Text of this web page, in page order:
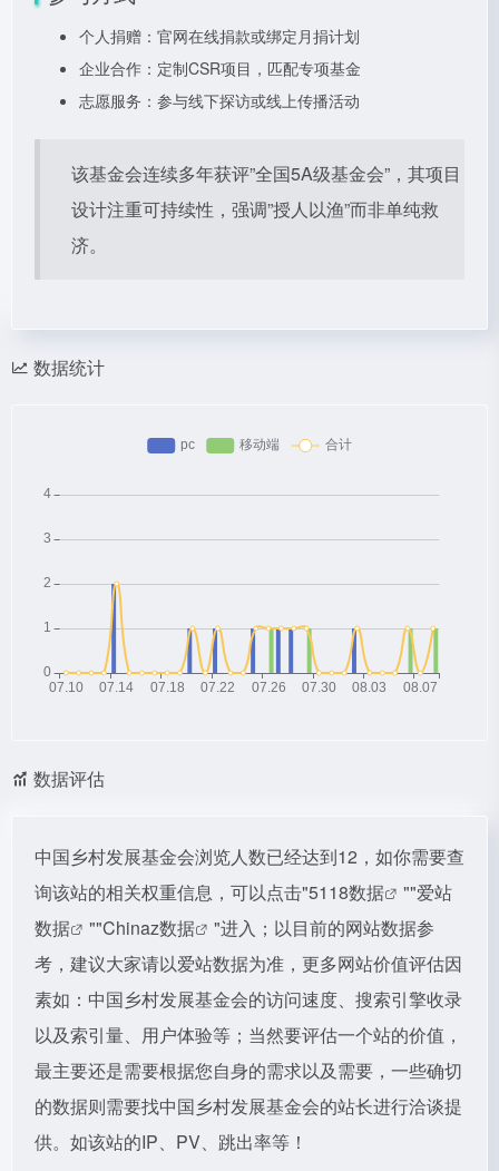
个人捐赠：官网在线捐款或绑定月捐计划
企业合作：定制CSR项目，匹配专项基金
志愿服务：参与线下探访或线上传播活动
该基金会连续多年获评”全国5A级基金会”，其项目
设计注重可持续性，强调”授人以渔”而非单纯救
济。
数据统计
数据评估
中国乡村发展基金会浏览人数已经达到12，如你需要查
询该站的相关权重信息，可以点击"5118数据 ""爱站
数据
""Chinaz数据
"进入；以目前的网站数据参
考，建议大家请以爱站数据为准，更多网站价值评估因
素如：中国乡村发展基金会的访问速度、搜索引擎收录
以及索引量、用户体验等；当然要评估一个站的价值，
最主要还是需要根据您自身的需求以及需要，一些确切
的数据则需要找中国乡村发展基金会的站长进行洽谈提
供。如该站的IP、PV、跳出率等！